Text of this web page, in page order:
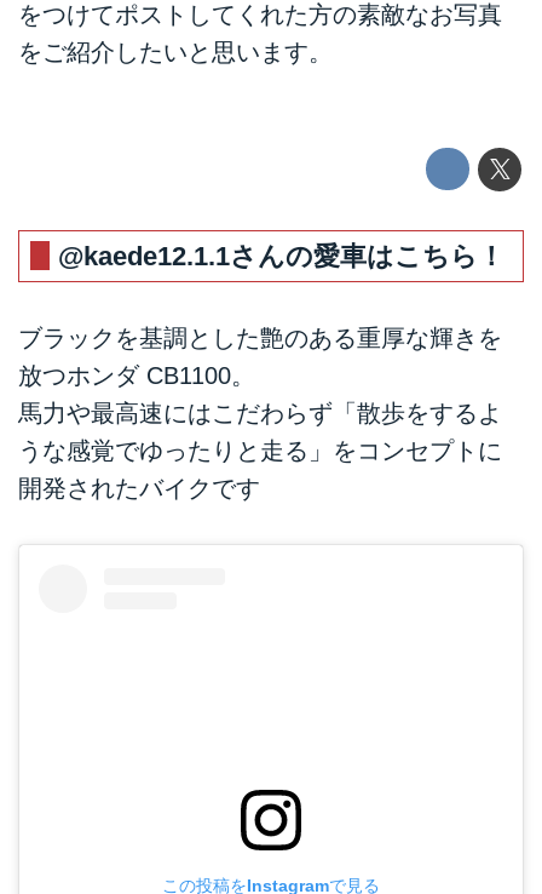
をつけてポストしてくれた方の素敵なお写真
をご紹介したいと思います。
@kaede12.1.1さんの愛車はこちら！
ブラックを基調とした艶のある重厚な輝きを
放つホンダ CB1100。
馬力や最高速にはこだわらず「散歩をするよ
うな感覚でゆったりと走る」をコンセプトに
開発されたバイクです
この投稿をInstagramで見る